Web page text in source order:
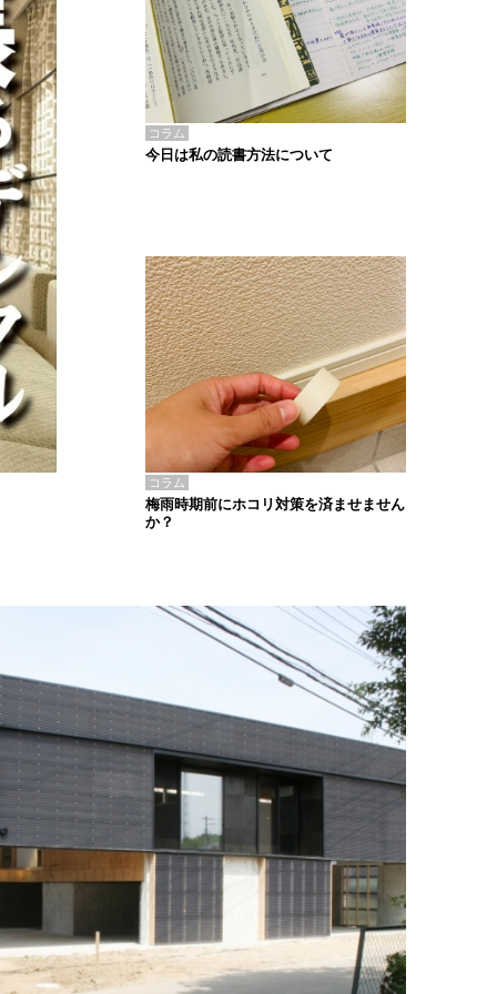
コラム
今日は私の読書方法について
コラム
梅雨時期前にホコリ対策を済ませません
か？